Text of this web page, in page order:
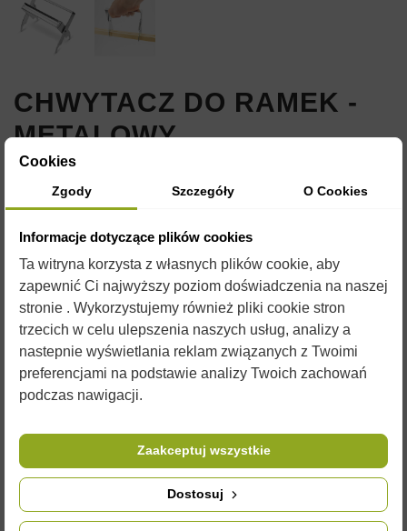
CHWYTACZ DO RAMEK -
METALOWY
35,01 zł
Brutto
CHWYTACZ DO RAMEK - METALOWY
Cookies
Zgody Szczegóły O Cookies
Informacje dotyczące plików cookies
Ta witryna korzysta z własnych plików cookie, aby
zapewnić Ci najwyższy poziom doświadczenia na naszej
stronie . Wykorzystujemy również pliki cookie stron
trzecich w celu ulepszenia naszych usług, analizy a
nastepnie wyświetlania reklam związanych z Twoimi
preferencjami na podstawie analizy Twoich zachowań
podczas nawigacji.
Dostosuj
Zaakceptuj wszystkie